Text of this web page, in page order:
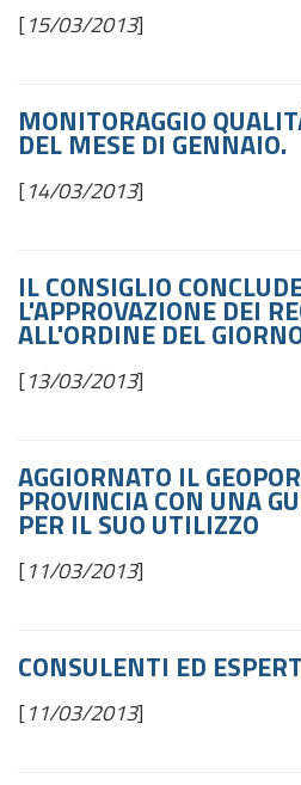
[15/03/2013]
MONITORAGGIO
DEL MESE DI GENNAIO.
[14/03/2013]
IL CONSIGLIO
L'APPROVAZIONE DEI
ALL'ORDINE DEL
[13/03/2013]
AGGIORNATO IL
PROVINCIA CON UNA
PER IL SUO UTILIZZO
[11/03/2013]
CONSULENTI ED
[11/03/2013]